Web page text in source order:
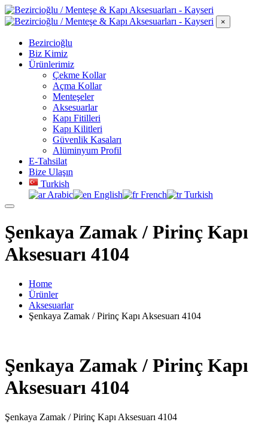
×
Bezircioğlu
Biz Kimiz
Ürünlerimiz
Çekme Kollar
Açma Kollar
Menteşeler
Aksesuarlar
Kapı Fitilleri
Kapı Kilitleri
Güvenlik Kasaları
Alüminyum Profil
E-Tahsilat
Bize Ulaşın
Turkish
Arabic
English French Turkish
Şenkaya Zamak / Pirinç Kapı
Aksesuarı 4104
Home
Ürünler
Aksesuarlar
Şenkaya Zamak / Pirinç Kapı Aksesuarı 4104
Şenkaya Zamak / Pirinç Kapı
Aksesuarı 4104
Şenkaya Zamak / Pirinç Kapı Aksesuarı 4104